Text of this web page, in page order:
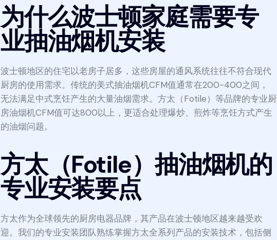
为什么波士顿家庭需要专
业抽油烟机安装
波士顿地区的住宅以老房子居多，这些房屋的通风系统往往不符合现代
厨房的使用需求。传统的美式抽油烟机CFM值通常在200-400之间，
无法满足中式烹饪产生的大量油烟需求。方太（Fotile）等品牌的专业厨
房油烟机CFM值可达800以上，更适合处理爆炒、煎炸等烹饪方式产生
的油烟问题。
方太（Fotile）抽油烟机的
专业安装要点
方太作为全球领先的厨房电器品牌，其产品在波士顿地区越来越受欢
迎。我们的专业安装团队熟练掌握方太全系列产品的安装技术，包括侧